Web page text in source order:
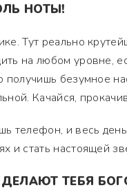
НОТЫ!
Тут реально
на любом уровне,
получишь безумное
Качайся,
телефон, и весь
и стать настоящей
ТЕБЯ